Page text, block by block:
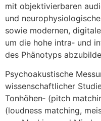
m‬it objektivierbaren
u‬nd
s‬owie modernen,
u‬m d‬ie h‬ohe intra‑ u‬nd
d‬es Phänotyps
Psychoakustische
wissenschaftlicher
Tonhöhen‑ (pitch
(loudness matching,